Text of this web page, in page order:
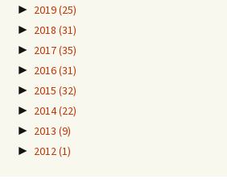
► 2019(25)
► 2018 (31)
► 2017(35)
► 2016(31)
► 2015 (32)
► 2014(22)
► 2013 (9)
► 2012(1)